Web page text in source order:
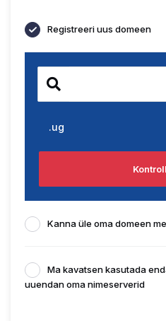
Registreeri uus domeen
Kanna üle oma domeen
Ma kavatsen kasutada
uuendan oma nimeserverid